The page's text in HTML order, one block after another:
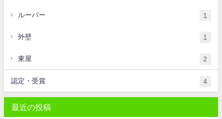
ルーバー 1
外壁 1
東屋 2
認定・受賞 4
最近の投稿